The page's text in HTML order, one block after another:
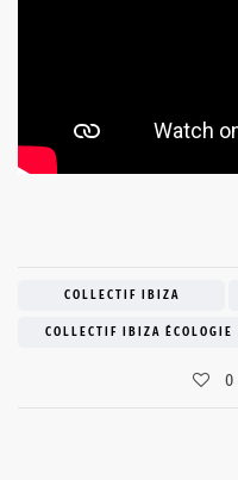
COLLECTIF IBIZA
COLLECTIF IBIZA ÉCOLOGIE
0